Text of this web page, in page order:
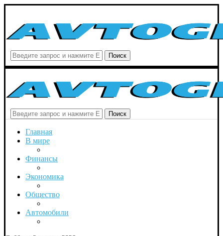
Поиск
Поиск
Главная
В мире
Финансы
Экономика
Общество
Автомобили